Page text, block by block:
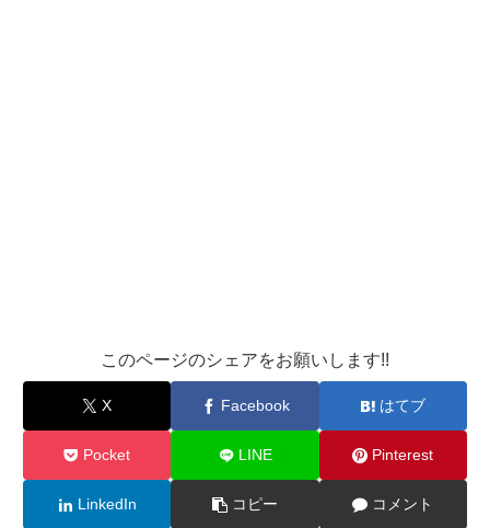
このページのシェアをお願いします!!
X Facebook はてブ
Pocket LINE Pinterest
LinkedIn コピー コメント